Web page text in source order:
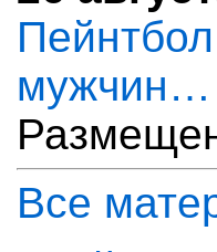
мужчин…
Все